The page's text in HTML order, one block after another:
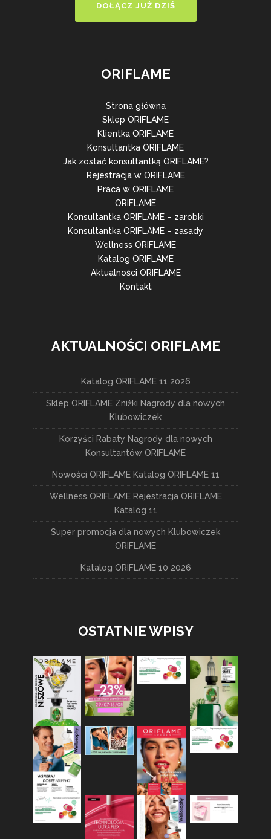
DOŁĄCZ JUŻ DZIŚ
ORIFLAME
Strona główna
Sklep ORIFLAME
Klientka ORIFLAME
Konsultantka ORIFLAME
Jak zostać konsultantką ORIFLAME?
Rejestracja w ORIFLAME
Praca w ORIFLAME
ORIFLAME
Konsultantka ORIFLAME – zarobki
Konsultantka ORIFLAME – zasady
Wellness ORIFLAME
Katalog ORIFLAME
Aktualności ORIFLAME
Kontakt
AKTUALNOŚCI ORIFLAME
Katalog ORIFLAME 11 2026
Sklep ORIFLAME Zniżki Nagrody dla nowych
Klubowiczek
Korzyści Rabaty Nagrody dla nowych
Konsultantów ORIFLAME
Nowości ORIFLAME Katalog ORIFLAME 11
Wellness ORIFLAME Rejestracja ORIFLAME
Katalog 11
Super promocja dla nowych Klubowiczek
ORIFLAME
Katalog ORIFLAME 10 2026
OSTATNIE WPISY